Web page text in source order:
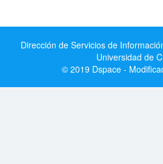
Dirección de Servicios de
Universidad de
© 2019 Dspace -